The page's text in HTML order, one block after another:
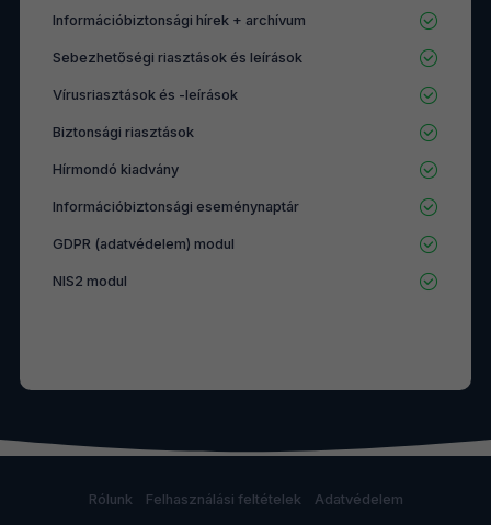
Információbiztonsági hírek + archívum
Sebezhetőségi riasztások és leírások
Vírusriasztások és -leírások
Biztonsági riasztások
Hírmondó kiadvány
Információbiztonsági eseménynaptár
GDPR (adatvédelem) modul
NIS2 modul
Rólunk Felhasználási feltételek Adatvédelem